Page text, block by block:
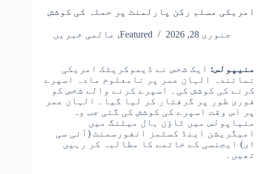
امریکی مسلم رکن پارلمنٹ پر حملہ کی کوشش
جنوری 28, 2026 Featured
, عالمی خبریں
منیپولس: ایک شخص نے ڈیموکریٹک امریکی
نمائندہ الہان ​​عمر پر نامعلوم مادہ اسپرے
کرنے کی کوشش کی۔ اسپرے کرنے والے شخص کو
فوری طور پر گرفتار کر لیا گیا۔ الہان ​​عمر
پر اس وقت اسپرے کی کوشش کی گئی جب وہ
منیاپولس میں ٹاؤن ہال میٹنگ میں
امیگریشن اینڈ کسٹمز انفورسمنٹ (آئی سی
ای) ایجنسی کے خاتمے کا مطالبہ کر رہیں
تھیں۔